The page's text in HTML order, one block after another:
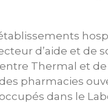
d’aide et de
Thermal et
pharmacies
dans le